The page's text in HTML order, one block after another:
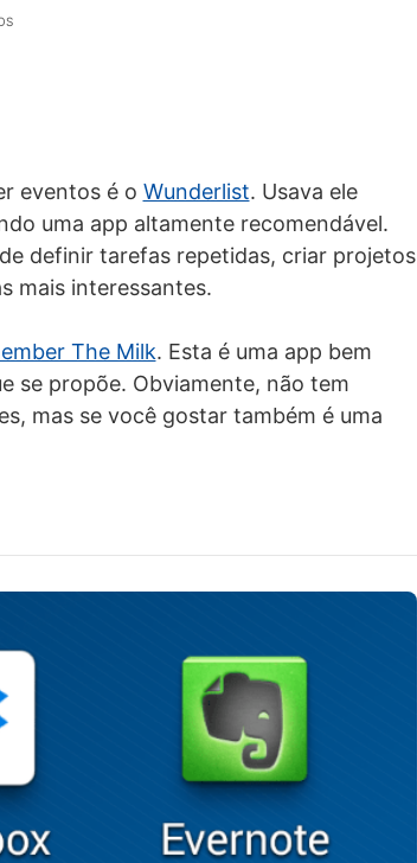
eventos é o Wunderlist. Usava ele
uma app altamente recomendável.
definir tarefas repetidas, criar projetos
mais interessantes.
The Milk. Esta é uma app bem
se propõe. Obviamente, não tem
mas se você gostar também é uma